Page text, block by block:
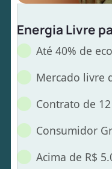
Energia Livre
Até 40% de
Mercado livre
Contrato de
Consumidor
Acima de R$